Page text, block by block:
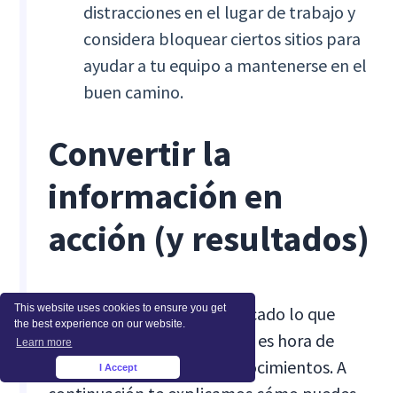
This website uses cookies to ensure you get
the best experience on our website.
Learn more
I Accept
distracciones en el lugar de trabajo y
considera bloquear ciertos sitios para
ayudar a tu equipo a mantenerse en el
buen camino.
Convertir la
información en
acción (y resultados)
Una vez que haya diagnosticado lo que
realmente está sucediendo, es hora de
poner en práctica esos conocimientos. A